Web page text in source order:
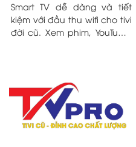
Smart TV dễ dàng và tiết
kiệm với đầu thu wifi cho tivi
đời cũ. Xem phim, YouTube,